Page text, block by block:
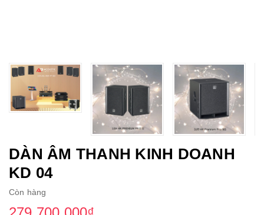
DÀN ÂM THANH KINH DOANH
KD 04
Còn hàng